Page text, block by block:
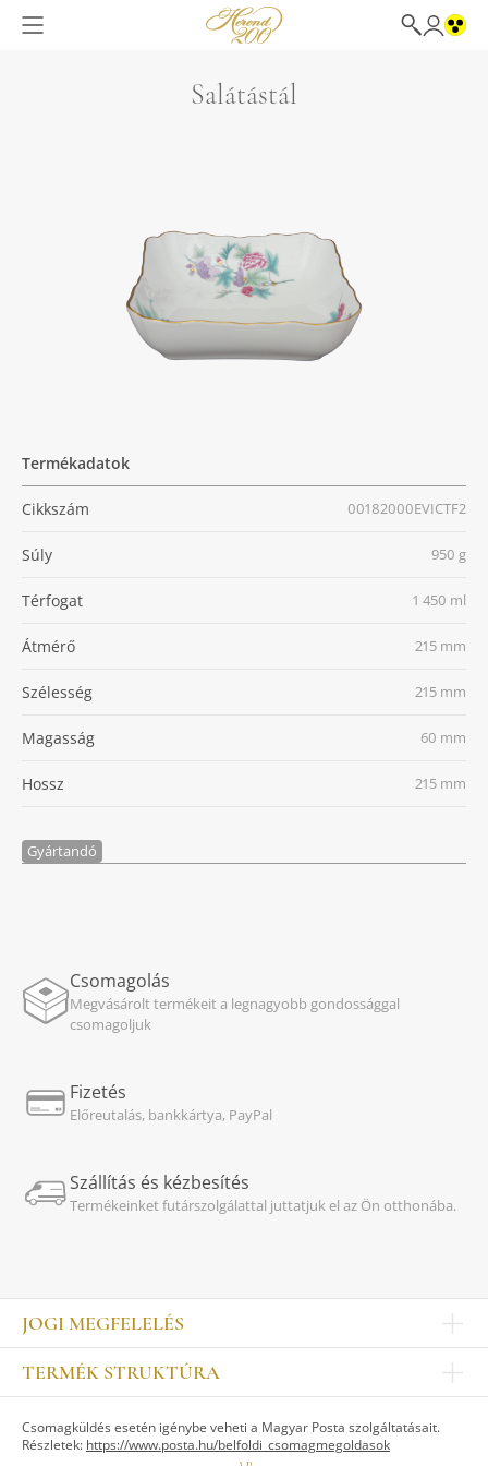
Salátástál
Termékadatok
Cikkszám 00182000EVICTF2
Súly 950 g
Térfogat 1 450 ml
Átmérő 215 mm
Szélesség 215 mm
Magasság 60 mm
Hossz 215 mm
Gyártandó
Csomagolás
Megvásárolt termékeit a legnagyobb gondossággal
csomagoljuk
Fizetés
Előreutalás, bankkártya, PayPal
Szállítás és kézbesítés
Termékeinket futárszolgálattal juttatjuk el az Ön otthonába.
JOGI MEGFELELÉS
Impresszum
Kapcsolat
Jogi nyilatkozat
TERMÉK STRUKTÚRA
ASZTALKULTÚRA
Csomagküldés esetén igénybe veheti a Magyar Posta szolgáltatásait.
Részletek: https://www.posta.hu/belfoldi_csomagmegoldasok